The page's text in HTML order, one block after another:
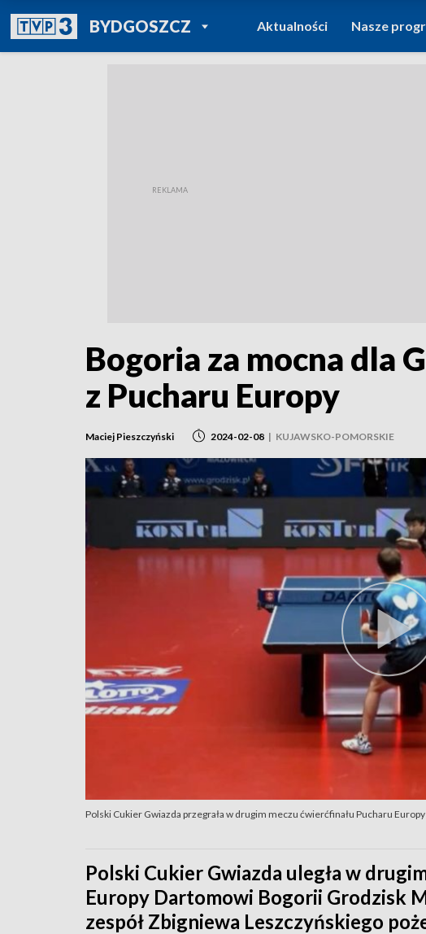
BYDGOSZCZPOWRÓT DO
TVP REGIONY
Aktualności Nasze
Bogoria za mocna dla
z Pucharu Europy
Maciej Pieszczyński 2024-02-08 | KUJAWSKO-POMORSKIE
Polski Cukier Gwiazda przegrała w drugim meczu ćwierćfinału Pucharu
Polski Cukier Gwiazda uległa w
Europy Dartomowi Bogorii Grodzisk
zespół Zbigniewa Leszczyńskiego